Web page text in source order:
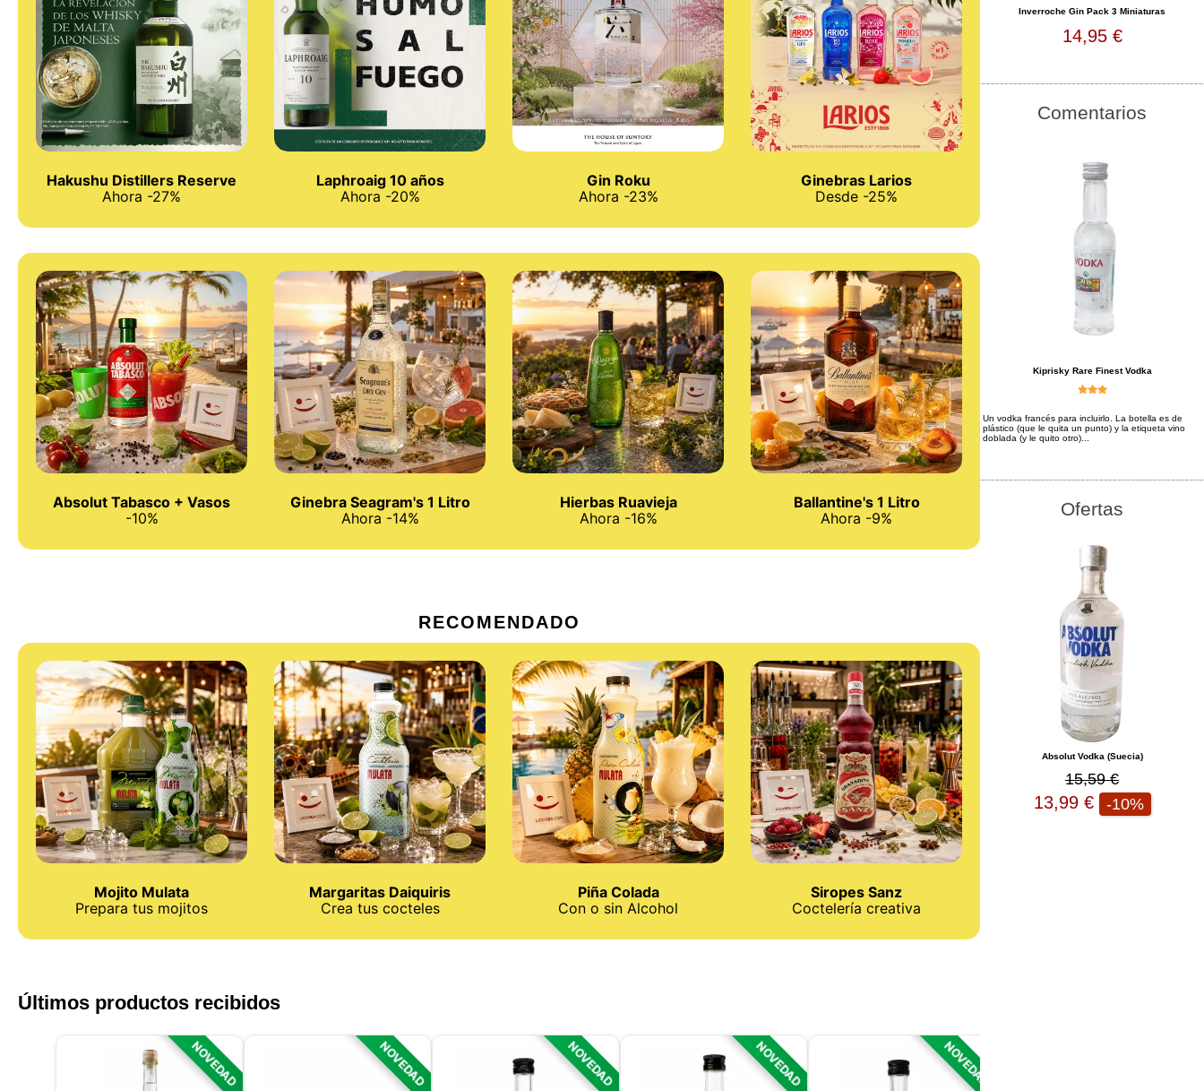
Hakushu Distillers Reserve
Ahora -27%
Laphroaig 10 años
Ahora -20%
Gin Roku
Ahora -23%
Ginebras Larios
Desde -25%
Absolut Tabasco + Vasos
-10%
Ginebra Seagram's 1 Litro
Ahora -14%
Hierbas Ruavieja
Ahora -16%
Ballantine's 1 Litro
Ahora -9%
RECOMENDADO
Mojito Mulata
Prepara tus mojitos
Margaritas Daiquiris
Crea tus cocteles
Piña Colada
Con o sin Alcohol
Siropes Sanz
Coctelería creativa
Últimos productos recibidos
NOVEDAD NOVEDAD NOVEDAD NOVEDAD NOVEDAD
Inverroche Gin Pack 3 Miniaturas
14,95 €
Comentarios
Kiprisky Rare Finest Vodka
Un vodka francés para incluirlo. La botella es de
plástico (que le quita un punto) y la etiqueta vino
doblada (y le quito otro)...
Ofertas
Absolut Vodka (Suecia)
15,59 €
13,99 € -10%